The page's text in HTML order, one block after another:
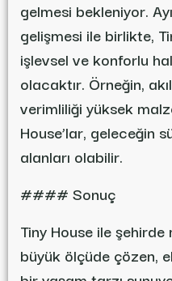
gelmesi bekleniyor.
gelişmesi ile birlikte,
işlevsel ve konforlu
olacaktır. Örneğin,
verimliliği yüksek
House’lar, geleceğin
alanları olabilir.
#### Sonuç
Tiny House ile
büyük ölçüde çözen,